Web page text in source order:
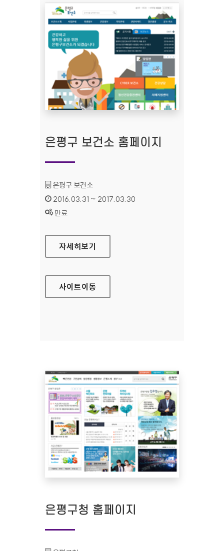
은평구 보건소 홈페이지
기관명 :
은평구 보건소
인증기간 :
2016.03.31 ~ 2017.03.30
상태 :
만료
은평구 보건소 홈페이지
자세히보기
사이트이동
은평구청 홈페이지